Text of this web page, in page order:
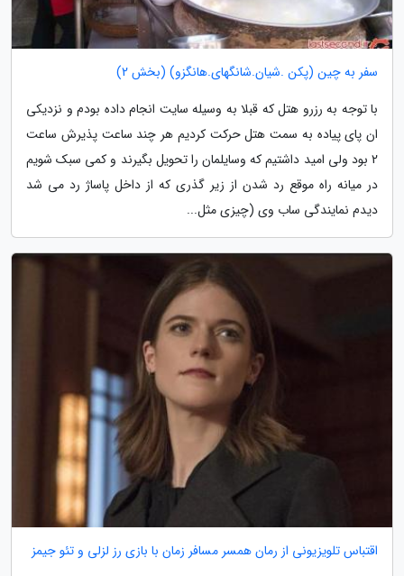
سفر به چین (پکن .شیان.شانگهای.هانگزو) (بخش 2)
با توجه به رزرو هتل که قبلا به وسیله سایت انجام داده بودم و نزدیکی
ان پای پیاده به سمت هتل حرکت کردیم هر چند ساعت پذیرش ساعت
2 بود ولی امید داشتیم که وسایلمان را تحویل بگیرند و کمی سبک شویم
در میانه راه موقع رد شدن از زیر گذری که از داخل پاساژ رد می شد
دیدم نمایندگی ساب وی (چیزی مثل...
اقتباس تلویزیونی از رمان همسر مسافر زمان با بازی رز لزلی و تئو جیمز